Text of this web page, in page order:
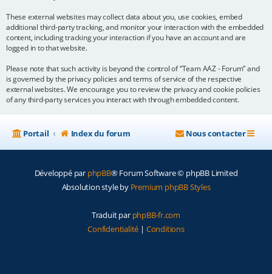
These external websites may collect data about you, use cookies, embed
additional third-party tracking, and monitor your interaction with the embedded
content, including tracking your interaction if you have an account and are
logged in to that website.
Please note that such activity is beyond the control of “Team AAZ - Forum” and
is governed by the privacy policies and terms of service of the respective
external websites. We encourage you to review the privacy and cookie policies
of any third-party services you interact with through embedded content.
Portail Index du forum Nous contacter
Développé par phpBB® Forum Software © phpBB Limited
Absolution style by Premium phpBB Styles
Traduit par phpBB-fr.com
Confidentialité | Conditions